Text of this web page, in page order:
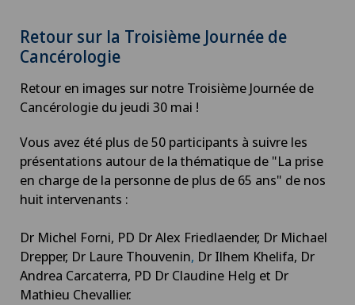
Retour sur la Troisième Journée de
Cancérologie
Retour en images sur notre Troisième Journée de
Cancérologie du jeudi 30 mai !
Vous avez été plus de 50 participants à suivre les
présentations autour de la thématique de "La prise
en charge de la personne de plus de 65 ans" de nos
huit intervenants :
Dr Michel Forni, PD Dr Alex Friedlaender, Dr Michael
Drepper, Dr Laure Thouvenin, Dr Ilhem Khelifa, Dr
Andrea Carcaterra, PD Dr Claudine Helg et Dr
Mathieu Chevallier.